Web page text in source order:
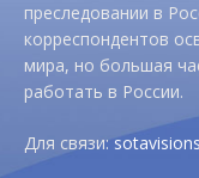
преследовании в
корреспондентов
мира, но большая
работать в России.
Для связи: